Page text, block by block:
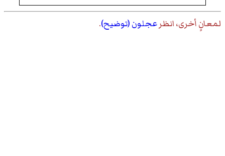
لمعانٍ أخرى، انظرعجلون (توضيح).